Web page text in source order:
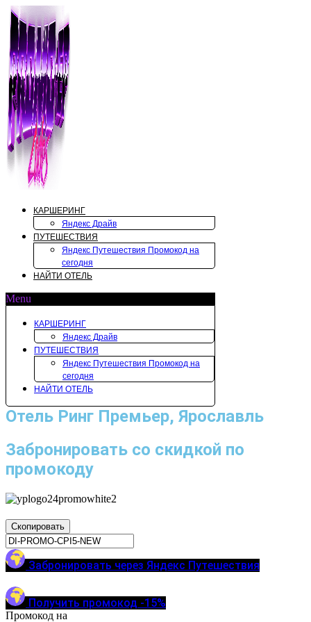
Перейти
содержимому
КАРШЕРИНГ
Яндекс Драйв
ПУТЕШЕСТВИЯ
Яндекс Путешествия Промокод на
сегодня
НАЙТИ ОТЕЛЬ
Menu
КАРШЕРИНГ
Яндекс Драйв
ПУТЕШЕСТВИЯ
Яндекс Путешествия Промокод на
сегодня
НАЙТИ ОТЕЛЬ
Отель Ринг Премьер, Ярославль
Забронировать со скидкой по
промокоду
Скопировать
Забронировать через Яндекс Путешествия
Получить промокод -15%
Промокод на